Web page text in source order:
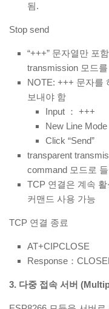
됨.
Stop send
“+++” 문자열만 포
transmission 모드
NOTE: +++ 문자를
보내야 함
Input ： +++
New Line Mode
Click “Send”
transparent
command 모드로
TCP 연결은 계속
커맨드 사용 가능
TCP 연결 종료
AT+CIPCLOSE
Response：
3. 다중 접속 서버